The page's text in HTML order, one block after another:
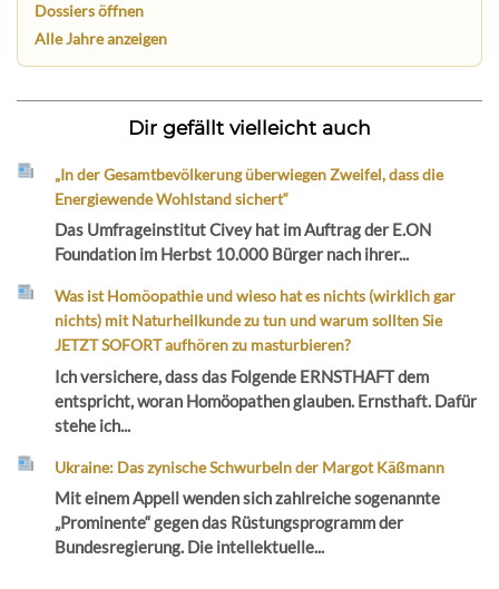
Dossiers öffnen
Alle Jahre anzeigen
Dir gefällt vielleicht auch
„In der Gesamtbevölkerung überwiegen Zweifel, dass die
Energiewende Wohlstand sichert“
Das Umfrageinstitut Civey hat im Auftrag der E.ON
Foundation im Herbst 10.000 Bürger nach ihrer...
Was ist Homöopathie und wieso hat es nichts (wirklich gar
nichts) mit Naturheilkunde zu tun und warum sollten Sie
JETZT SOFORT aufhören zu masturbieren?
Ich versichere, dass das Folgende ERNSTHAFT dem
entspricht, woran Homöopathen glauben. Ernsthaft. Dafür
stehe ich...
Ukraine: Das zynische Schwurbeln der Margot Käßmann
Mit einem Appell wenden sich zahlreiche sogenannte
„Prominente“ gegen das Rüstungsprogramm der
Bundesregierung. Die intellektuelle...